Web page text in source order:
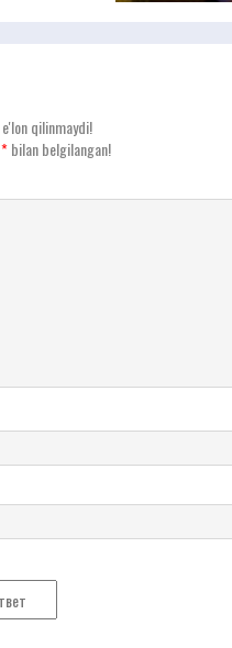
qilinmaydi!
*bilan belgilangan!